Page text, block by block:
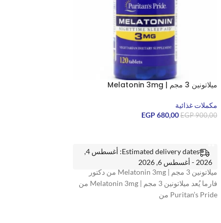
ميلاتونين 3 مجم | Melatonin 3mg
مكملات غذائية
EGP900,00
EGP680,00
Estimated delivery dates: أغسطس 4,
2026 - أغسطس 6, 2026
ميلاتونين 3 مجم | Melatonin 3mg من دكتور
فارما يُعد ميلاتونين 3 مجم | Melatonin 3mg من
Puritan’s Pride من